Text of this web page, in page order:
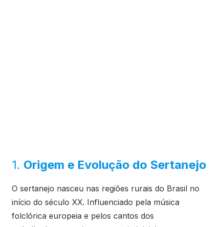
1. Origem e Evolução do Sertanejo
O sertanejo nasceu nas regiões rurais do Brasil no
início do século XX. Influenciado pela música
folclórica europeia e pelos cantos dos